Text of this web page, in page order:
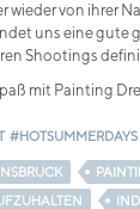
wieder von ihrer
uns eine gute
Shootings
mit Painting
#HOTSUMMERDAYS